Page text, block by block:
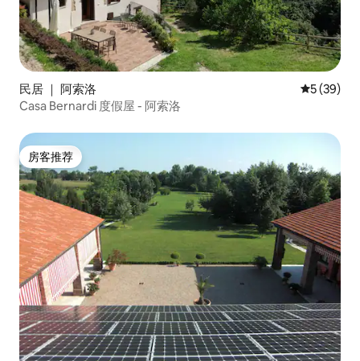
民居 ｜ 阿索洛 平均评分
5 (39)
Casa Bernardi 度假屋 - 阿索洛
房客推荐
房客推荐